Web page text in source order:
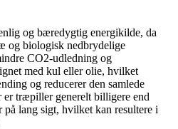
og bæredygtig energikilde, da
og biologisk nedbrydelige
CO2-udledning og
med kul eller olie, hvilket
og reducerer den samlede
træpiller generelt billigere end
lang sigt, hvilket kan resultere i